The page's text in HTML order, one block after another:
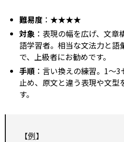
難易度 ：★★★★
対象 ：表現の幅を広げ、文
語学習者。相当な文法力と語
で、上級者にお勧めです。
手順 ：言い換えの練習。1～
止め、原文と違う表現や文型
す。
【例】